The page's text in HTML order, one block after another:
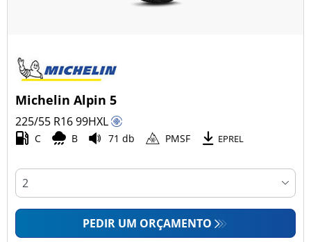
Michelin Alpin 5
225/55 R1699HXL
C B 71 db PMSF EPREL
PEDIR UM ORÇAMENTO